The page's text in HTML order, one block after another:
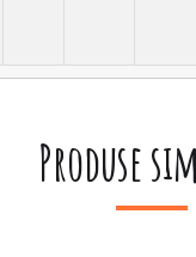
Produse